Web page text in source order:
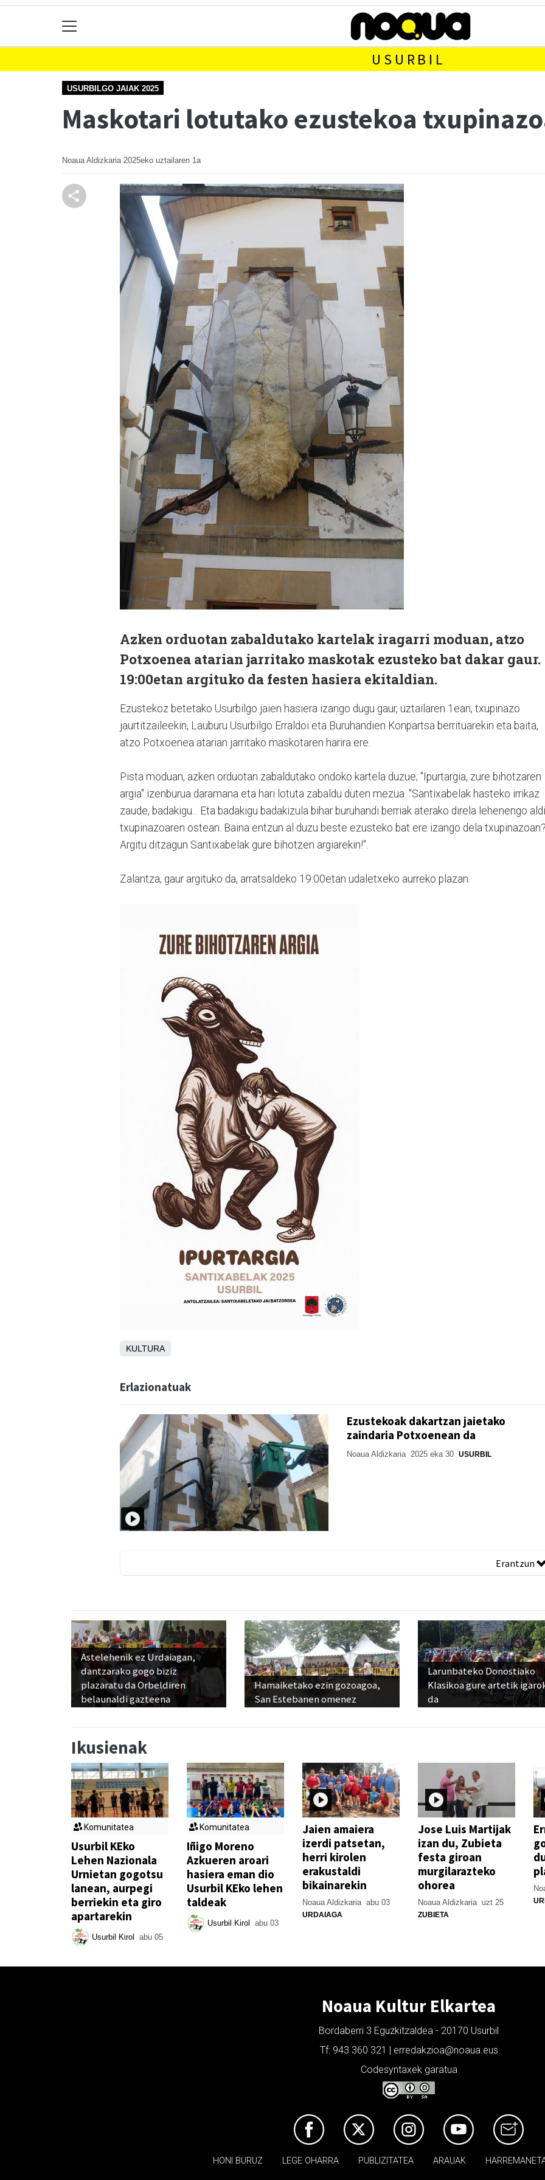
USURBIL
USURBILGO JAIAK 2025
Maskotari lotutako ezustekoa
Noaua Aldizkaria 2025eko uztailaren 1a
Azken orduotan zabaldutako kartelak iragarri moduan, atzo
Potxoenea atarian jarritako maskotak ezusteko bat dakar gaur.
19:00etan argituko da festen hasiera ekitaldian.
Ezustekoz betetako Usurbilgo jaien hasiera izango dugu gaur, uztailaren 1ean, txupinazo
jaurtitzaileekin, Lauburu Usurbilgo Erraldoi eta Buruhandien Konpartsa berrituarekin eta baita,
atzo Potxoenea atarian jarritako maskotaren harira ere.
Pista moduan, azken orduotan zabaldutako ondoko kartela duzue; "Ipurtargia, zure bihotzaren
argia" izenburua daramana eta hari lotuta zabaldu duten mezua. "Santixabelak hasteko irrikaz
zaude, badakigu... Eta badakigu badakizula bihar buruhandi berriak aterako direla lehenengo
txupinazoaren ostean. Baina entzun al duzu beste ezusteko bat ere izango dela
Argitu ditzagun Santixabelak gure bihotzen argiarekin!".
Zalantza, gaur argituko da, arratsaldeko 19:00etan udaletxeko aurreko plazan.
KULTURA
Erlazionatuak
Ezustekoak dakartzan jaietako
zaindaria Potxoenean da
Noaua Aldizkaria 2025 eka 30 USURBIL
Erantzun
Astelehenik ez Urdaiagan,
dantzarako gogo biziz
plazaratu da Orbeldiren
belaunaldi gazteena
Hamaiketako ezin gozoagoa,
San Estebanen omenez
Larunbateko Donostiako
Klasikoa gure artetik
da
Ikusienak
Komunitatea
Usurbil KEko
Lehen Nazionala
Urnietan gogotsu
lanean, aurpegi
berriekin eta giro
apartarekin
Usurbil Kirol abu 05
Komunitatea
Iñigo Moreno
Azkueren aroari
hasiera eman dio
Usurbil KEko lehen
taldeak
Usurbil Kirol abu 03
Jaien amaiera
izerdi patsetan,
herri kirolen
erakustaldi
bikainarekin
Noaua Aldizkaria abu 03
URDAIAGA
Jose Luis Martijak
izan du, Zubieta
festa giroan
murgilarazteko
ohorea
Noaua Aldizkaria uzt 25
ZUBIETA
Noaua Kultur Elkartea
Bordaberri 3 Eguzkitzaldea - 20170 Usurbil
Tf: 943 360 321 | erredakzioa@noaua.eus
Codesyntaxek garatua
HONI BURUZ LEGE OHARRA PUBLIZITATEA ARAUAK